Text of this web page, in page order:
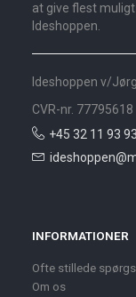
at give flest
Ideshoppen.
Ideshoppen v/
CVR-nr. 77795618
+45 32 11 93 93
INFORMATIONER
Ofte stillede
Om os